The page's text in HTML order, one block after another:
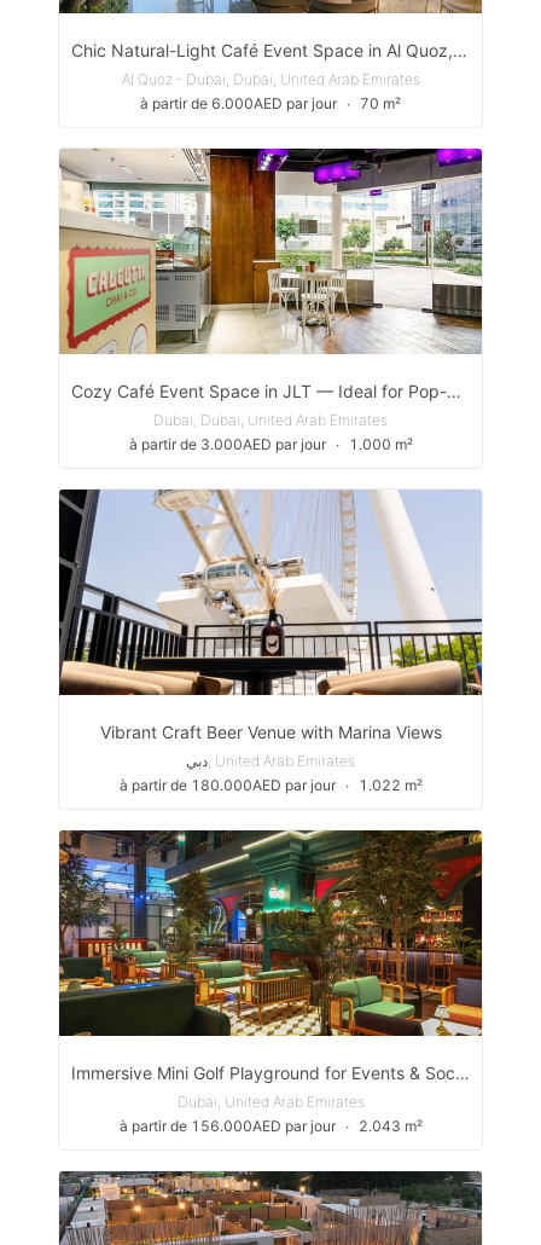
Chic Natural-Light Café Event Space in Al Quoz, Dubai
Al Quoz - Dubai, Dubai, United Arab Emirates
à partir de 6.000AED par jour ∙ 70 m²
Cozy Café Event Space in JLT — Ideal for Pop-Ups, Workshops & Private Gatherings
Dubai, Dubai, United Arab Emirates
à partir de 3.000AED par jour
∙ 1.000 m²
Vibrant Craft Beer Venue with Marina Views
دبي, United Arab Emirates
à partir de 180.000AED par jour
∙ 1.022 m²
Immersive Mini Golf Playground for Events & Social Gatherings
Dubai, United Arab Emirates
à partir de 156.000AED par jour
∙ 2.043 m²